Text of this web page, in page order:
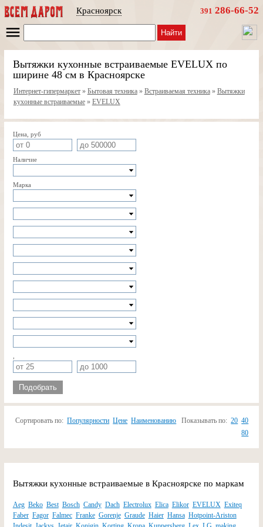
Красноярск 391 286-66-52
Найти
Вытяжки кухонные встраиваемые EVELUX по
ширине 48 см в Красноярске
Интернет-гипермаркет» Бытовая техника» Встраиваемая техника» Вытяжки
кухонные встраиваемые» EVELUX
Цена, руб
Наличие
Марка
Подобрать
Сортировать по: Популярности Цене Наименованию Показывать по: 20 40
80
Вытяжки кухонные встраиваемые в Красноярске по маркам
Aeg Beko Best Bosch Candy Dach Electrolux Elica Elikor EVELUX Exiteq
Faber Fagor Falmec Franke Gorenje Graude Haier Hansa Hotpoint-Ariston